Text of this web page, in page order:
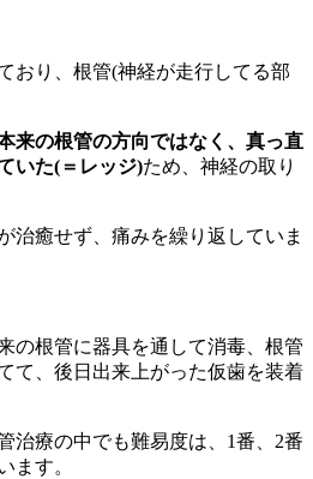
おり、根管(神経が走行してる部
来の根管の方向ではなく、真っ直
いた(＝レッジ)ため、神経の取り
治癒せず、痛みを繰り返していま
の根管に器具を通して消毒、根管
て、後日出来上がった仮歯を装着
治療の中でも難易度は、1番、2番
ます。